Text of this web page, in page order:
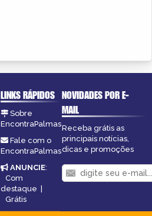
LINKS RÁPIDOS
Sobre
EncontraPalmas
Fale com o
EncontraPalmas
ANUNCIE:
Com
destaque |
Grátis
NOVIDADES POR E-
MAIL
Receba grátis as
principais notícias,
dicas e promoções